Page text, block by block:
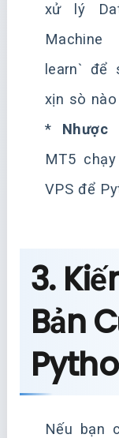
xử lý
Machine
learn` để
xịn sò
* Nhược
MT5
VPS để
3.
Bản
Nếu bạn